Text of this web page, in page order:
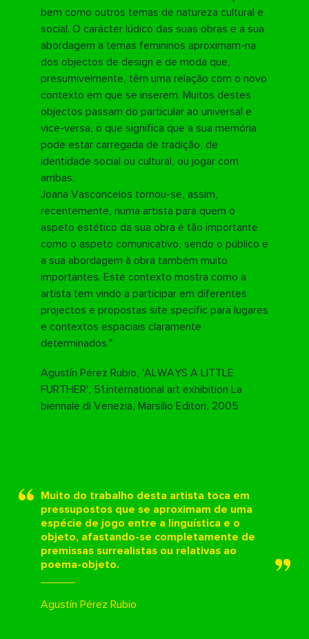
bem como outros temas de natureza cultural e
social. O carácter lúdico das suas obras e a sua
abordagem a temas femininos aproximam-na
dos objectos de design e de moda que,
presumivelmente, têm uma relação com o novo
contexto em que se inserem. Muitos destes
objectos passam do particular ao universal e
vice-versa, o que significa que a sua memória
pode estar carregada de tradição, de
identidade social ou cultural, ou jogar com
ambas.
Joana Vasconcelos tornou-se, assim,
recentemente, numa artista para quem o
aspeto estético da sua obra é tão importante
como o aspeto comunicativo, sendo o público e
a sua abordagem à obra também muito
importantes. Este contexto mostra como a
artista tem vindo a participar em diferentes
projectos e propostas site specific para lugares
e contextos espaciais claramente
determinados."
Agustín Pérez Rubio, 'ALWAYS A LITTLE
FURTHER', 51.international art exhibition La
biennale di Venezia, Marsilio Editori, 2005
Muito do trabalho desta artista toca em
pressupostos que se aproximam de uma
espécie de jogo entre a linguística e o
objeto, afastando-se completamente de
premissas surrealistas ou relativas ao
poema-objeto.
Agustín Pérez Rubio